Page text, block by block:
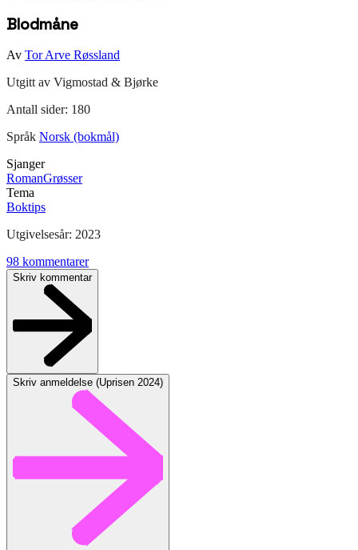
Blodmåne
Av Tor Arve Røssland
Utgitt av Vigmostad & Bjørke
Antall sider: 180
Språk Norsk (bokmål)
Sjanger
RomanGrøsser
Tema
Boktips
Utgivelsesår: 2023
98 kommentarer
Skriv kommentar
Skriv anmeldelse (Uprisen 2024)